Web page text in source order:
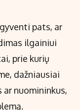
pats, ar
ilgainiui
prie kurių
dažniausiai
ar nuomininkus,